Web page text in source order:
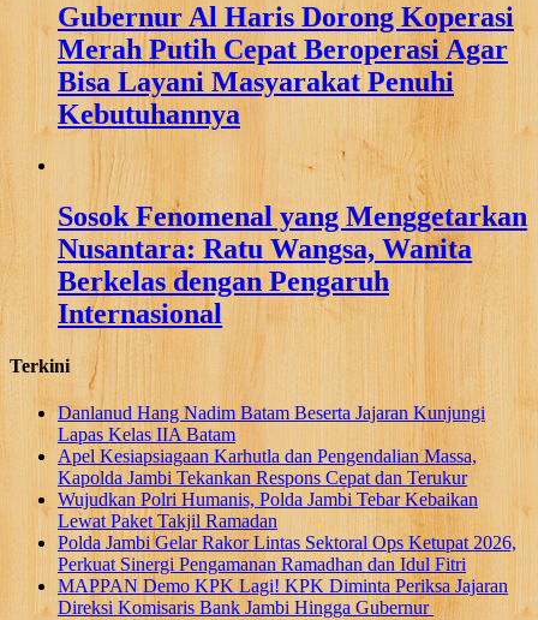
Gubernur Al Haris Dorong Koperasi
Merah Putih Cepat Beroperasi Agar
Bisa Layani Masyarakat Penuhi
Kebutuhannya
Sosok Fenomenal yang Menggetarkan
Nusantara: Ratu Wangsa, Wanita
Berkelas dengan Pengaruh
Internasional
Terkini
Danlanud Hang Nadim Batam Beserta Jajaran Kunjungi
Lapas Kelas IIA Batam
Apel Kesiapsiagaan Karhutla dan Pengendalian Massa,
Kapolda Jambi Tekankan Respons Cepat dan Terukur
Wujudkan Polri Humanis, Polda Jambi Tebar Kebaikan
Lewat Paket Takjil Ramadan
Polda Jambi Gelar Rakor Lintas Sektoral Ops Ketupat 2026,
Perkuat Sinergi Pengamanan Ramadhan dan Idul Fitri
‎MAPPAN Demo KPK Lagi! KPK Diminta Periksa Jajaran
Direksi Komisaris Bank Jambi Hingga Gubernur ‎